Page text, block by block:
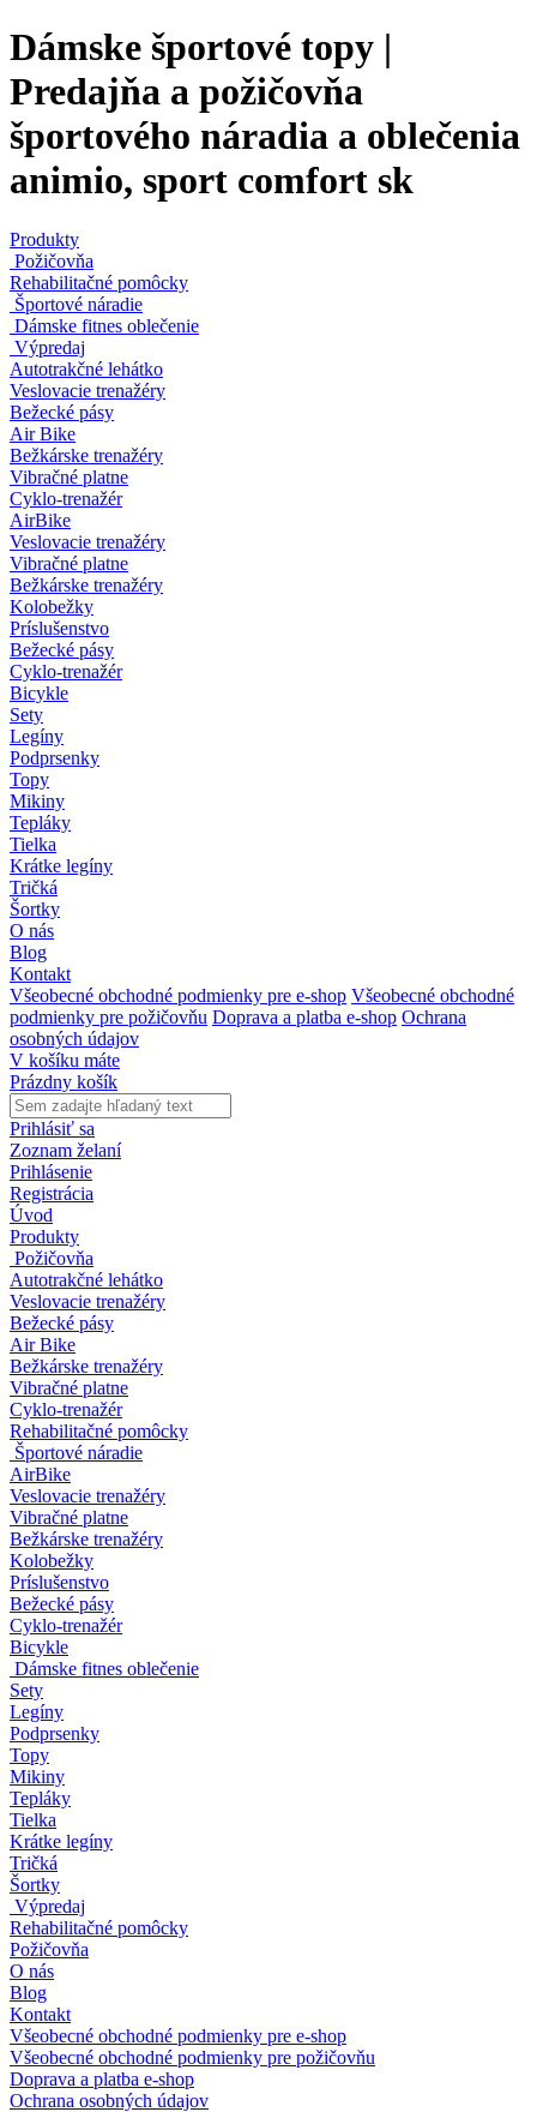
Dámske športové topy |
Predajňa a požičovňa
športového náradia a oblečenia
animio, sport comfort sk
Produkty
Požičovňa
Rehabilitačné pomôcky
Športové náradie
Dámske fitnes oblečenie
Výpredaj
Autotrakčné lehátko
Veslovacie trenažéry
Bežecké pásy
Air Bike
Bežkárske trenažéry
Vibračné platne
Cyklo-trenažér
AirBike
Veslovacie trenažéry
Vibračné platne
Bežkárske trenažéry
Kolobežky
Príslušenstvo
Bežecké pásy
Cyklo-trenažér
Bicykle
Sety
Legíny
Podprsenky
Topy
Mikiny
Tepláky
Tielka
Krátke legíny
Tričká
Šortky
O nás
Blog
Kontakt
Všeobecné obchodné podmienky pre e-shop Všeobecné obchodné
podmienky pre požičovňu Doprava a platba e-shop Ochrana
osobných údajov
V košíku máte
Prázdny košík
Prihlásiť sa
Zoznam želaní
Prihlásenie
Registrácia
Úvod
Produkty
Požičovňa
Autotrakčné lehátko
Veslovacie trenažéry
Bežecké pásy
Air Bike
Bežkárske trenažéry
Vibračné platne
Cyklo-trenažér
Rehabilitačné pomôcky
Športové náradie
AirBike
Veslovacie trenažéry
Vibračné platne
Bežkárske trenažéry
Kolobežky
Príslušenstvo
Bežecké pásy
Cyklo-trenažér
Bicykle
Dámske fitnes oblečenie
Sety
Legíny
Podprsenky
Topy
Mikiny
Tepláky
Tielka
Krátke legíny
Tričká
Šortky
Výpredaj
Rehabilitačné pomôcky
Požičovňa
O nás
Blog
Kontakt
Všeobecné obchodné podmienky pre e-shop
Všeobecné obchodné podmienky pre požičovňu
Doprava a platba e-shop
Ochrana osobných údajov